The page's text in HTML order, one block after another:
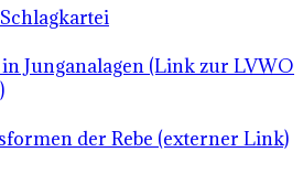
Junganalagen (Link zur LVWO
der Rebe (externer Link)